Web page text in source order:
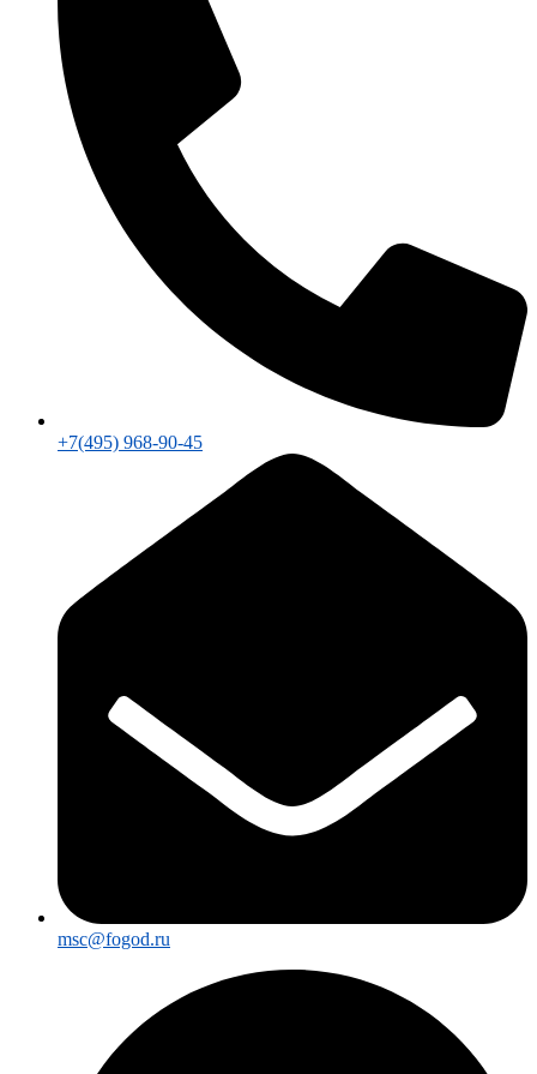
+7(495) 968-90-45
msc@fogod.ru